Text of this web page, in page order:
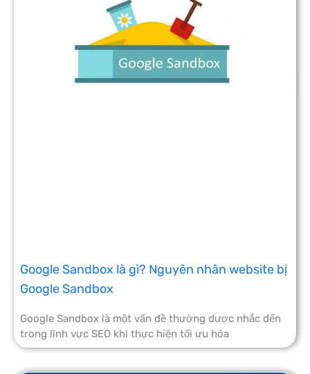
Google Sandbox là gì? Nguyên nhân website bị
Google Sandbox
Google Sandbox là một vấn đề thường được nhắc đến
trong lĩnh vực SEO khi thực hiện tối ưu hóa